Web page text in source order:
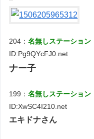
204：名無しステーション
ID:Pg9QYcFJ0.net
ナー子
199：名無しステーション
ID:XwSC4I210.net
エキドナさん